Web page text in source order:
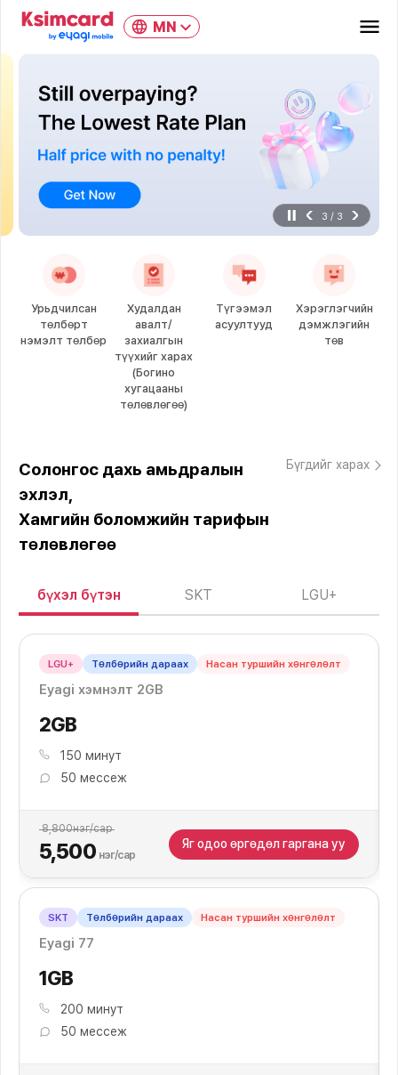
MN
3 / 3
Урьдчилсан
төлбөрт
нэмэлт төлбөр
Худалдан
авалт/
захиалгын
түүхийг харах
(Богино
хугацааны
төлөвлөгөө)
Түгээмэл
асуултууд
Хэрэглэгчийн
дэмжлэгийн
төв
Солонгос дахь амьдралын
эхлэл,
Хамгийн боломжийн тарифын
төлөвлөгөө
Бүгдийг харах
бүхэл бүтэн SKT LGU+
LGU+ Төлбөрийн дараах Насан туршийн хөнгөлөлт
Eyagi хэмнэлт 2GB
2GB
150 минут
50 мессеж
8,800нэг/сар
5,500 нэг/сар
Яг одоо өргөдөл гаргана уу
SKT Төлбөрийн дараах Насан туршийн хөнгөлөлт
Eyagi 77
1GB
200 минут
50 мессеж